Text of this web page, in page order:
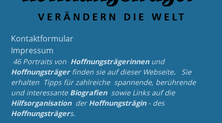
Kontaktformular
Impressum
46 Portraits von Hoffnungsträgerinnen und
Hoffnungsträgerfinden sie auf dieser Webseite.
Sie
erhalten Tipps für zahlreiche spannende, berührende
und interessanteBiografien sowie Links auf die
Hilfsorganisation derHoffnungsträgin - des
Hoffnungsträgers.